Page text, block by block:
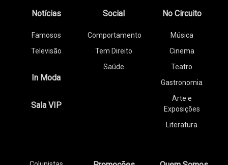
Notícias
Famosos
Televisão
In Moda
Sala VIP
Social
Comportamento
Tem Direito
Saúde
No Circuito
Música
Cinema
Teatro
Gastronomia
Arte e
Exposições
Literatura